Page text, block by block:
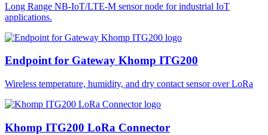
Long Range NB-IoT/LTE-M sensor node for industrial IoT
applications.
Endpoint for Gateway Khomp ITG200
Wireless temperature, humidity, and dry contact sensor over LoRa
Khomp ITG200 LoRa Connector